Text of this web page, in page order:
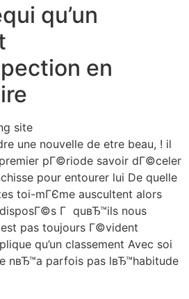
qu’un
en
une nouvelle de etre beau, ! il
premier pГ©riode savoir dГ©celer
pour entourer lui De quelle
toi-mГЄme auscultent alors
Г quвЂ™ils nous
pas toujours Г©vident
qu’un classement Avec soi
nвЂ™a parfois pas lвЂ™habitude